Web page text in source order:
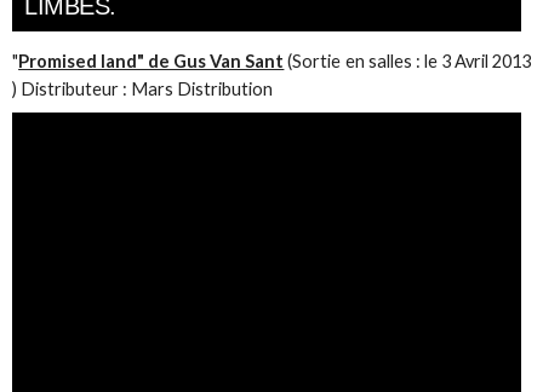
"Promised land" de Gus Van Sant (Sortie en salles : le 3 Avril 2013
) Distributeur : Mars Distribution